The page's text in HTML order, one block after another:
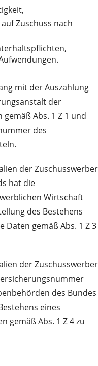
Zuschuss nach
mit der Auszahlung
der
Abs. 1 Z 1 und
des
der Zuschusswerber
hat die
Wirtschaft
des Bestehens
Daten gemäß Abs. 1 Z 3
der Zuschusswerber
des Bundes
eines
gemäß Abs. 1 Z 4 zu